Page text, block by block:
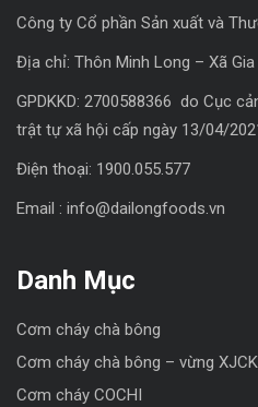
Công ty Cổ phần Sản xuất và
Địa chỉ: Thôn Minh Long – Xã
GPDKKD: 2700588366 do Cục
trật tự xã hội cấp ngày 13/04/
Điện thoại: 1900.055.577
Email : info@dailongfoods.vn
Danh Mục
Cơm cháy chà bông
Cơm cháy chà bông – vừng
Cơm cháy COCHI